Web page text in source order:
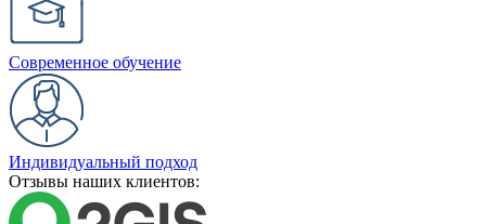
Современное обучение
Индивидуальный подход
Отзывы наших клиентов: